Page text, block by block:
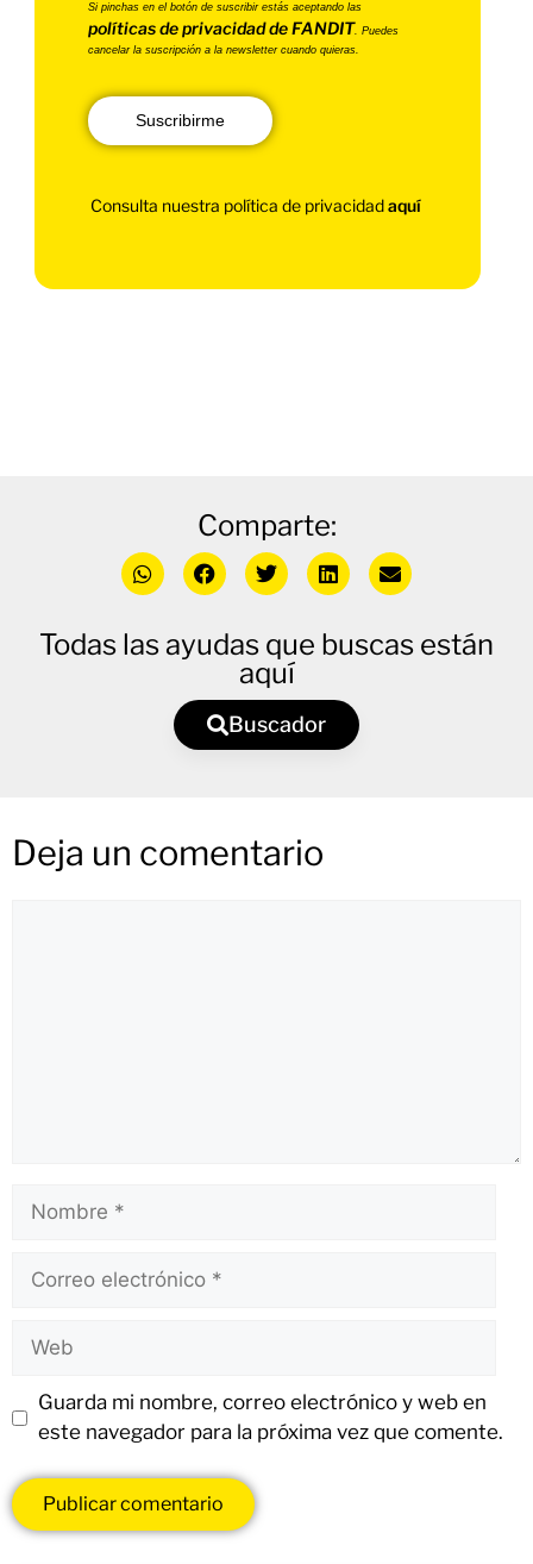
Si pinchas en el botón de suscribir estás aceptando las
políticas de privacidad de FANDIT. Puedes
cancelar la suscripción a la newsletter cuando quieras.
Suscribirme
Consulta nuestra política de privacidadaquí
Comparte:
Todas las ayudas que buscas están
aquí
Buscador
Deja un comentario
Guarda mi nombre, correo electrónico y web en
este navegador para la próxima vez que comente.